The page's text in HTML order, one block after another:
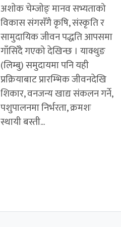
अशाेक चेम्जाेङ् मानव सभ्यताको
विकास संगसँगै कृषि, संस्कृति र
सामुदायिक जीवन पद्धति आपसमा
गाँसिँदै गएको देखिन्छ । याक्थुङ
(लिम्बु) समुदायमा पनि यही
प्रक्रियाबाट प्रारम्भिक जीवनदेखि
शिकार, वनजन्य खाद्य संकलन गर्ने,
पशुपालनमा निर्भरता, क्रमशः
स्थायी बस्ती...